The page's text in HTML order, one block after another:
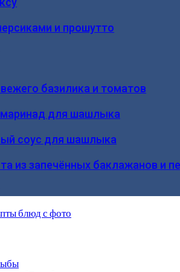
и прошутто
базилика и томатов
для шашлыка
соус для шашлыка
из запечённых баклажанов и